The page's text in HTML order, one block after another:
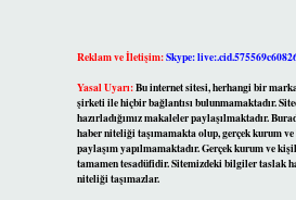
Reklam ve İletişim:Skype:
Yasal Uyarı:Bu internet sitesi, herhangi bir
şirketi ile hiçbir bağlantısı bulunmamaktadır.
hazırladığımız makaleler paylaşılmaktadır.
haber niteliği taşımamakta olup, gerçek kurum
paylaşım yapılmamaktadır. Gerçek kurum ve
tamamen tesadüfidir. Sitemizdeki bilgiler taslak
niteliği taşımazlar.